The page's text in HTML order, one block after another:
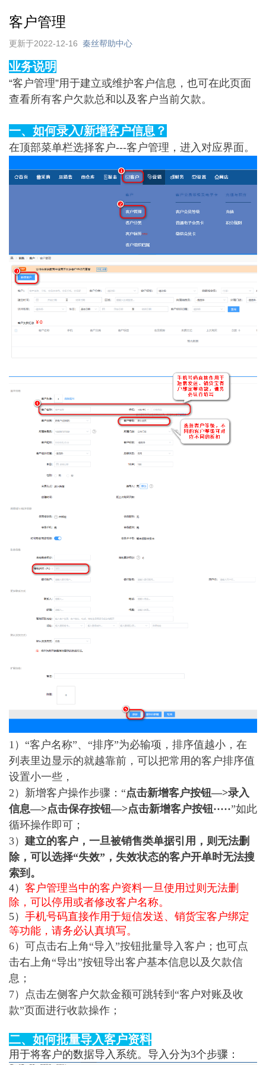
客户管理
更新于2022-12-16 秦丝帮助中心
业务说明
“客户管理”用于建立或维护客户信息，也可在此页面
查看所有客户欠款总和以及客户当前欠款。
一、如何录入/新增客户信息？
在顶部菜单栏选择客户---客户管理，进入对应界面。
1）“客户名称”、“排序”为必输项，排序值越小，在
列表里边显示的就越靠前，可以把常用的客户排序值
设置小一些，
2）新增客户操作步骤：“点击新增客户按钮—>录入
信息—>点击保存按钮—>点击新增客户按钮·····”如此
循环操作即可；
3） 建立的客户，一旦被销售类单据引用，则无法删
除，可以选择“失效”，失效状态的客户开单时无法搜
索到。
4） 客户管理当中的客户资料一旦使用过则无法删
除，可以停用或者修改客户名称。
5） 手机号码直接作用于短信发送、销货宝客户绑定
等功能，请务必认真填写。
6）可点击右上角“导入”按钮批量导入客户；也可点
击右上角“导出”按钮导出客户基本信息以及欠款信
息；
7）点击左侧客户欠款金额可跳转到“客户对账及收
款”页面进行收款操作；
二、如何批量导入客户资料
用于将客户的数据导入系统。导入分为3个步骤：